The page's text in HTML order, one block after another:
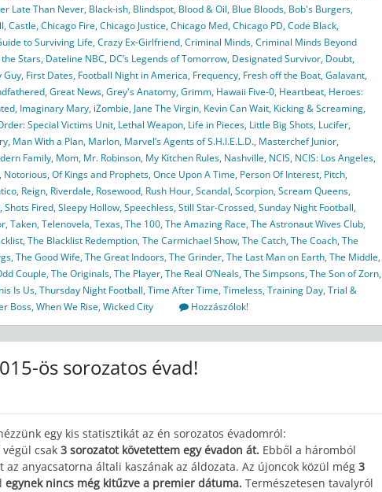
Late Than Never, Black-ish, Blindspot, Blood & Oil, Blue Bloods, Bob's Burgers,
,Castle,Chicago Fire,Chicago Justice,Chicago Med,Chicago PD,Code Black,
to Surviving Life,Crazy Ex-Girlfriend,Criminal Minds,Criminal Minds Beyond
Stars, Dateline NBC, DC’s Legends of Tomorrow, Designated Survivor, Doubt,
Guy, First Dates, Football Night in America, Frequency, Fresh off the Boat,Galavant,
,Great News,Grey's Anatomy,Grimm, Hawaii Five-0, Heartbeat, Heroes:
, Imaginary Mary, iZombie, Jane The Virgin, Kevin Can Wait, Kicking & Screaming,
Special Victims Unit, Lethal Weapon, Life in Pieces, Little Big Shots, Lucifer,
, Man With a Plan, Marlon, Marvel’s Agents of S.H.I.E.L.D., Masterchef Junior,
Family, Mom, Mr. Robinson, My Kitchen Rules, Nashville, NCIS, NCIS: Los Angeles,
, Notorious,Of Kings and Prophets,Once Upon A Time, Person Of Interest, Pitch,
, Reign, Riverdale, Rosewood, Rush Hour,Scandal,Scorpion,Scream Queens,
,Shots Fired,Sleepy Hollow,Speechless,Still Star-Crossed,Sunday Night Football,
,Taken,Telenovela,Texas,The 100,The Amazing Race,The Astronaut Wives Club,
,The Blacklist Redemption,The Carmichael Show,The Catch,The Coach,The
,The Good Wife,The Great Indoors,The Grinder,The Last Man on Earth,The Middle,
Couple,The Originals,The Player,The Real O’Neals,The Simpsons,The Son of Zorn,
Is Us,Thursday Night Football,Time After Time,Timeless,Training Day,Trial &
Boss,When We Rise,Wicked City Hozzászólok!
ös sorozatos évad!
egy kis statisztikát az én sorozatos évadomról:
csak 3 sorozatot követettem egy évadon át. Ebből a háromból
anyacsatorna általi kaszának az áldozata. Az újoncok közül még 3
egynek nincs még kitűzve a premier dátuma. Természetesen tavalyról